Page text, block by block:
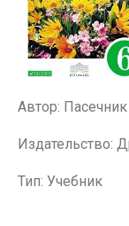
Автор: Пасечник
Издательство:
Тип: Учебник